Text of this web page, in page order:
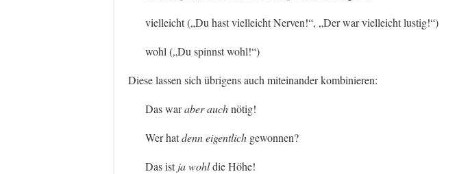
vielleicht („Du hast vielleicht Nerven!“, „Der war vielleicht lustig!“)
wohl („Du spinnst wohl!“)
Diese lassen sich übrigens auch miteinander kombinieren:
Das waraber auchnötig!
Wer hatdenn eigentlich gewonnen?
Das istja wohldie Höhe!